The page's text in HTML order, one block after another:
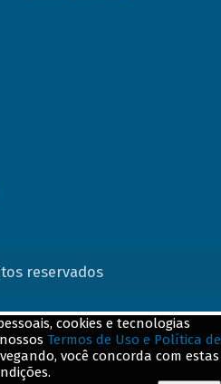
reservados
cookies e tecnologias
Termos de Uso e Política de
você concorda com estas